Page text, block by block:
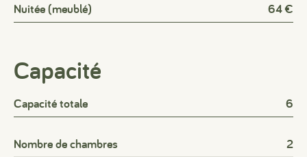
Nuitée (meublé) 64 €
Capacité
Capacité totale 6
Nombre de chambres 2